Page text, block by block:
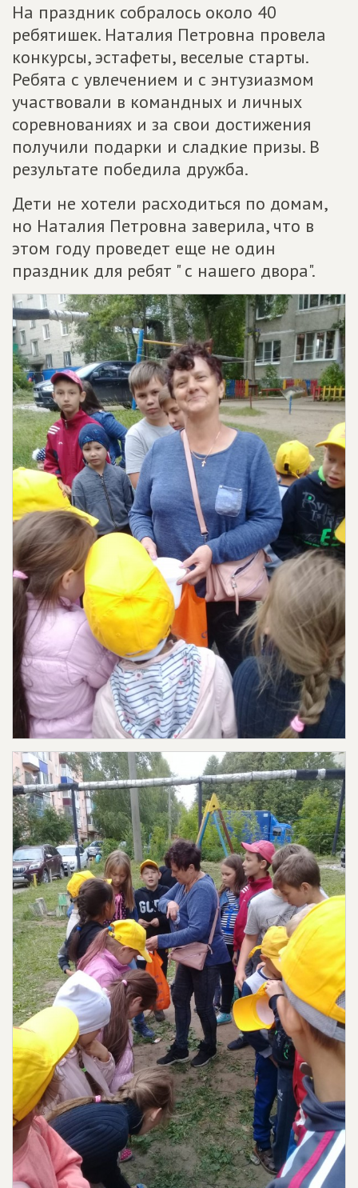
На праздник собралось около 40
ребятишек. Наталия Петровна провела
конкурсы, эстафеты, веселые старты.
Ребята с увлечением и с энтузиазмом
участвовали в командных и личных
соревнованиях и за свои достижения
получили подарки и сладкие призы. В
результате победила дружба.
Дети не хотели расходиться по домам,
но Наталия Петровна заверила, что в
этом году проведет еще не один
праздник для ребят " с нашего двора".